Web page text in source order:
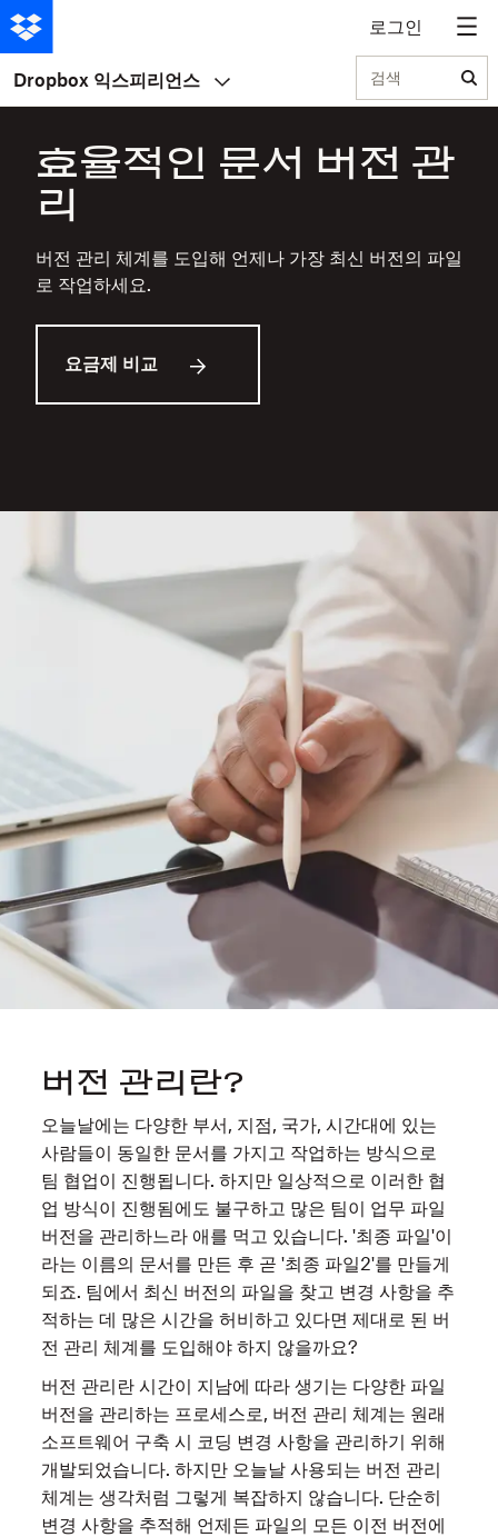
로그인
Dropbox 익스피리언스 검색
효율적인 문서 버전 관
리
버전 관리 체계를 도입해 언제나 가장 최신 버전의 파일
로 작업하세요.
요금제 비교
버전 관리란?
오늘날에는 다양한 부서, 지점, 국가, 시간대에 있는
사람들이 동일한 문서를 가지고 작업하는 방식으로
팀 협업이 진행됩니다. 하지만 일상적으로 이러한 협
업 방식이 진행됨에도 불구하고 많은 팀이 업무 파일
버전을 관리하느라 애를 먹고 있습니다. '최종 파일'이
라는 이름의 문서를 만든 후 곧 '최종 파일2'를 만들게
되죠. 팀에서 최신 버전의 파일을 찾고 변경 사항을 추
적하는 데 많은 시간을 허비하고 있다면 제대로 된 버
전 관리 체계를 도입해야 하지 않을까요?
버전 관리란 시간이 지남에 따라 생기는 다양한 파일
버전을 관리하는 프로세스로, 버전 관리 체계는 원래
소프트웨어 구축 시 코딩 변경 사항을 관리하기 위해
개발되었습니다. 하지만 오늘날 사용되는 버전 관리
체계는 생각처럼 그렇게 복잡하지 않습니다. 단순히
변경 사항을 추적해 언제든 파일의 모든 이전 버전에